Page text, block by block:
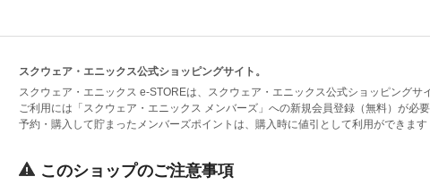
スクウェア・エニックス公式ショッピングサイト。
スクウェア・エニックス e-STOREは、スクウェア・エニックス公式ショッピングサ
ご利用には「スクウェア・エニックス メンバーズ」への新規会員登録（無料）が必
予約・購入して貯まったメンバーズポイントは、購入時に値引として利用ができます
このショップのご注意事項